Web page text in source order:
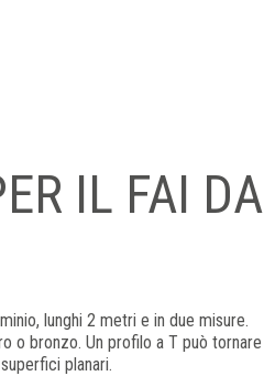
IL FAI DA
lunghi 2 metri e in due misure.
o bronzo. Un profilo a T può tornare
planari.